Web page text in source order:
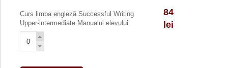
Curs limba engleză Successful Writing
Upper-intermediate Manualul elevului
84
lei